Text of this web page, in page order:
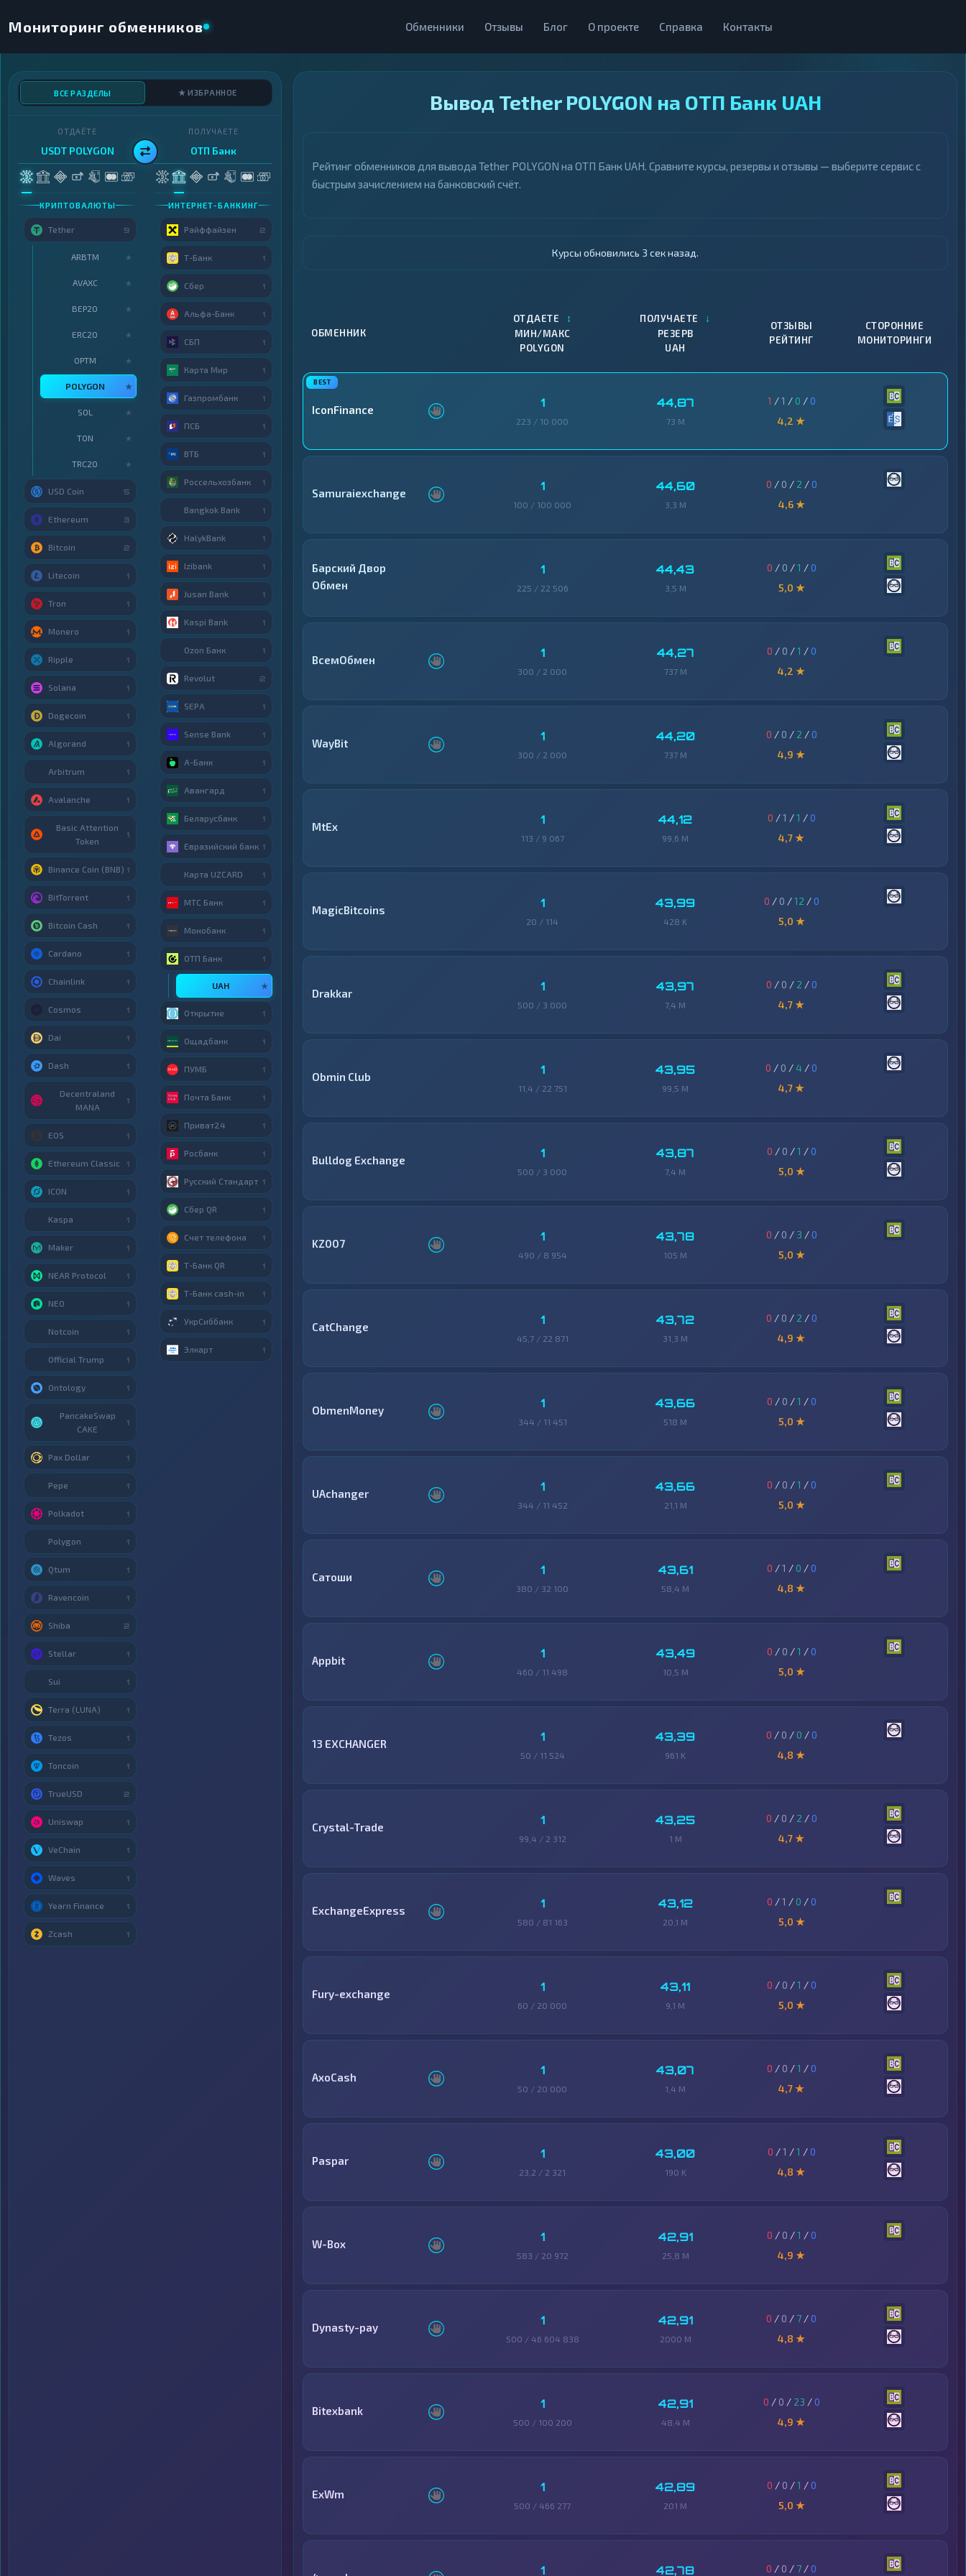
Мониторинг обменников Обменники Отзывы Блог О проекте Справка Контакты
Вывод Tether POLYGON на ОТП Банк UAH
Рейтинг обменников для вывода Tether POLYGON на ОТП Банк UAH. Сравните курсы, резервы и отзывы — выберите сервис с
быстрым зачислением на банковский счёт.
Курсы обновились 4 сек назад.
ОБМЕННИК
ОТДАЕТЕ ↕
МИН/МАКС
POLYGON
ПОЛУЧАЕТЕ ↓
РЕЗЕРВ
UAH
ОТЗЫВЫ
РЕЙТИНГ
СТОРОННИЕ
МОНИТОРИНГИ
IconFinance 1
223 / 10 000
44,87
73 M
1 /1 / 0 /0
4,2 ★
Samuraiexchange 1
100 / 100 000
44,60
3,3 M
0 / 0 / 2 /0
4,6 ★
Барский Двор
Обмен
1
225 / 22 506
44,43
3,5 M
0 / 0 /1 /0
5,0 ★
ВсемОбмен 1
300 / 2 000
44,27
737 M
0 / 0 /1 /0
4,2 ★
WayBit 1
300 / 2 000
44,20
737 M
0 / 0 / 2 /0
4,9 ★
MtEx 1
113 / 9 067
44,12
99,6 M
0 /1 /1 /0
4,7 ★
MagicBitcoins 1
20 / 114
43,99
428 K
0 / 0 /12 /0
5,0 ★
Drakkar 1
500 / 3 000
43,97
7,4 M
0 / 0 / 2 /0
4,7 ★
Obmin Club 1
11,4 / 22 751
43,95
99,5 M
0 / 0 / 4 /0
4,7 ★
Bulldog Exchange 1
500 / 3 000
43,87
7,4 M
0 / 0 /1 /0
5,0 ★
KZ007 1
490 / 8 954
43,78
105 M
0 / 0 / 3 /0
5,0 ★
CatChange 1
45,7 / 22 871
43,72
31,3 M
0 / 0 / 2 /0
4,9 ★
ObmenMoney 1
344 / 11 451
43,66
518 M
0 / 0 /1 /0
5,0 ★
UAchanger 1
344 / 11 452
43,66
21,1 M
0 / 0 /1 /0
5,0 ★
Сатоши 1
380 / 32 100
43,61
58,4 M
0 /1 / 0 /0
4,8 ★
Appbit 1
460 / 11 498
43,49
10,5 M
0 / 0 /1 /0
5,0 ★
13 EXCHANGER 1
50 / 11 524
43,39
961 K
0 / 0 / 0 /0
4,8 ★
Crystal-Trade 1
99,4 / 2 312
43,25
1 M
0 / 0 / 2 /0
4,7 ★
ExchangeExpress 1
580 / 81 163
43,12
20,1 M
0 /1 / 0 /0
5,0 ★
Fury-exchange 1
60 / 20 000
43,11
9,1 M
0 / 0 /1 /0
5,0 ★
AxoCash 1
50 / 20 000
43,07
1,4 M
0 / 0 /1 /0
4,7 ★
Paspar 1
23,2 / 2 321
43,00
190 K
0 /1 /1 /0
4,8 ★
W-Box 1
583 / 20 972
42,91
25,8 M
0 / 0 /1 /0
4,9 ★
Dynasty-pay 1
500 / 46 604 838
42,91
2000 M
0 / 0 / 7 /0
4,8 ★
Bitexbank 1
500 / 100 200
42,91
48,4 M
0 / 0 / 23 /0
4,9 ★
ExWm 1
500 / 466 277
42,89
201 M
0 / 0 /1 /0
5,0 ★
1 42,78 0 / 0 / 7 /0
ВСЕ РАЗДЕЛЫ ★ ИЗБРАННОЕ
ОТДАЁТЕ
USDT POLYGON
КРИПТОВАЛЮТЫ
Tether 9
ARBTM ★
AVAXC ★
BEP20 ★
ERC20 ★
OPTM ★
POLYGON ★
SOL ★
TON ★
TRC20 ★
USD Coin 5
Ethereum 3
Bitcoin 2
Litecoin 1
Tron 1
Monero 1
Ripple 1
Solana 1
Dogecoin 1
Algorand 1
Arbitrum 1
Avalanche 1
Basic Attention
Token
1
Binance Coin (BNB) 1
BitTorrent 1
Bitcoin Cash 1
Cardano 1
Chainlink 1
Cosmos 1
Dai 1
Dash 1
Decentraland
MANA
1
EOS 1
Ethereum Classic 1
ICON 1
Kaspa 1
Maker 1
NEAR Protocol 1
NEO 1
Notcoin 1
Official Trump 1
Ontology 1
PancakeSwap
CAKE
1
Pax Dollar 1
Pepe 1
Polkadot 1
Polygon 1
Qtum 1
Ravencoin 1
Shiba 2
Stellar 1
Sui 1
Terra (LUNA) 1
Tezos 1
Toncoin 1
TrueUSD 2
Uniswap 1
VeChain 1
Waves 1
Yearn Finance 1
Zcash 1
ПОЛУЧАЕТЕ
ОТП Банк
ИНТЕРНЕТ-БАНКИНГ
Райффайзен 2
Т-Банк 1
Сбер 1
Альфа-Банк 1
СБП 1
Карта Мир 1
Газпромбанк 1
ПСБ 1
ВТБ 1
Россельхозбанк 1
Bangkok Bank 1
HalykBank 1
Izibank 1
Jusan Bank 1
Kaspi Bank 1
Ozon Банк 1
Revolut 2
SEPA 1
Sense Bank 1
А-Банк 1
Авангард 1
Беларусбанк 1
Евразийский банк 1
Карта UZCARD 1
МТС Банк 1
Монобанк 1
ОТП Банк 1
UAH ★
Открытие 1
Ощадбанк 1
ПУМБ 1
Почта Банк 1
Приват24 1
Росбанк 1
Русский Стандарт 1
Сбер QR 1
Счет телефона 1
Т-Банк QR 1
Т-Банк cash-in 1
УкрСиббанк 1
Элкарт 1